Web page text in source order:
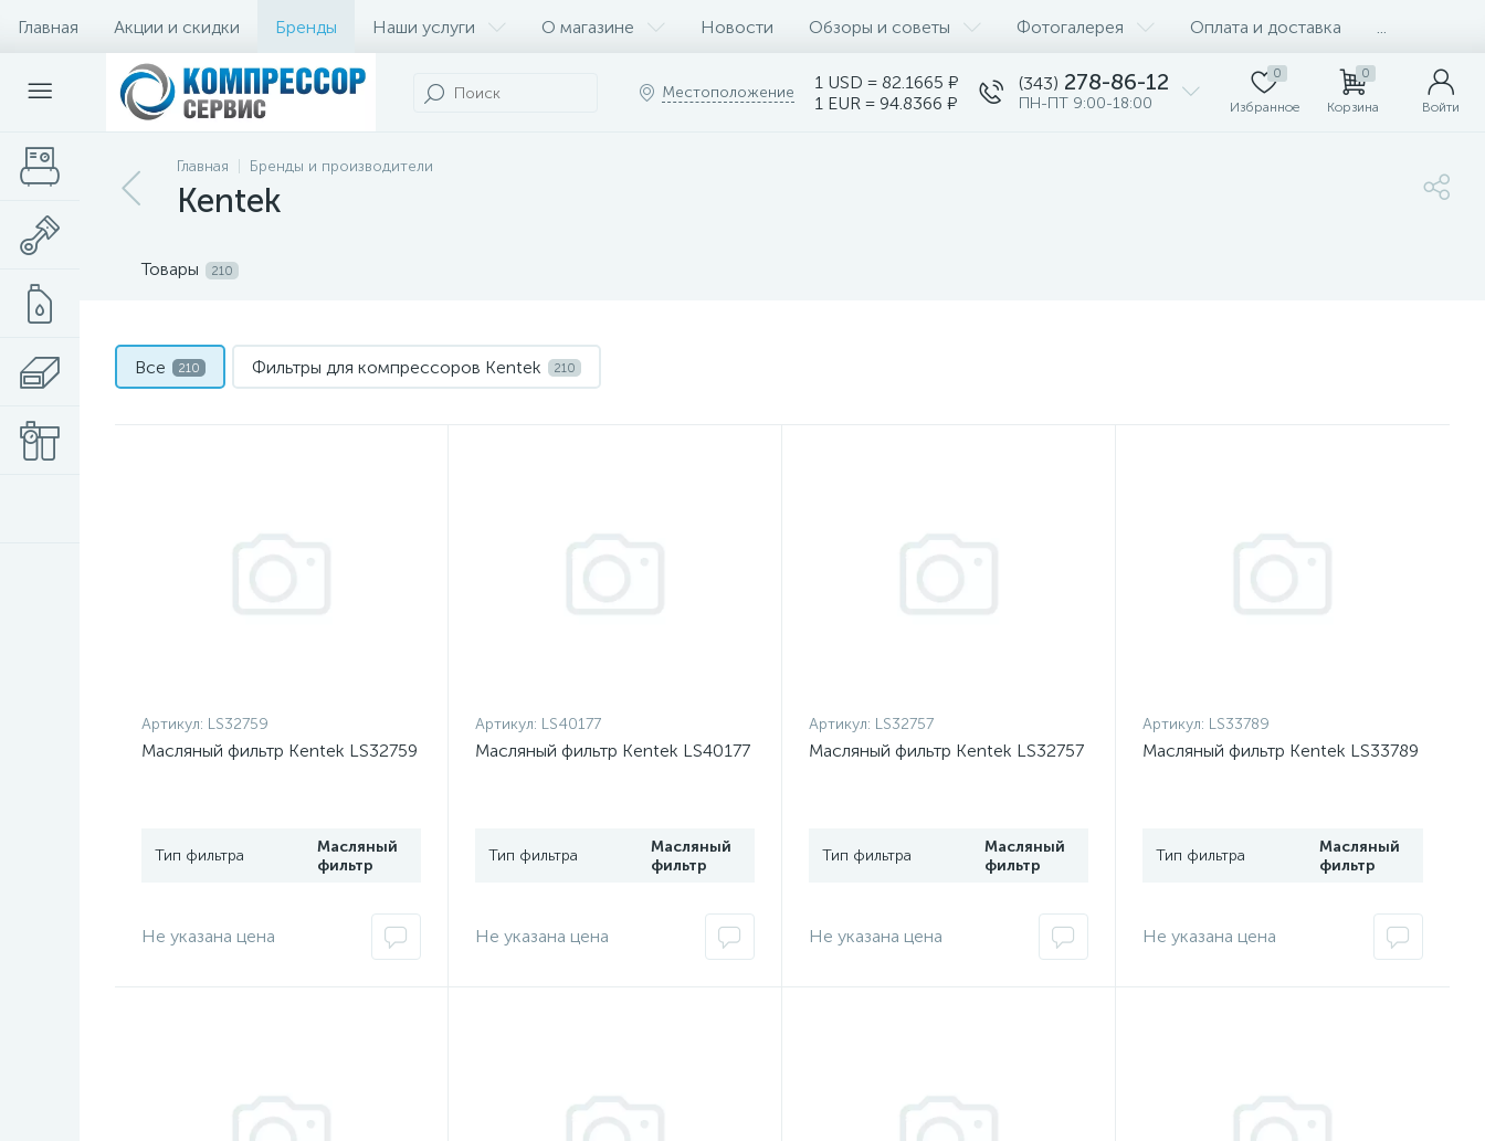
Главная Акции и скидки Бренды Наши услуги О магазине Новости Обзоры и советы Фотогалерея Оплата и доставка
Местоположение
1 USD = 82.1665 ₽
1 EUR = 94.8366 ₽
(343) 278-86-12
ПН-ПТ 9:00-18:00
0
Избранное
0
Корзина Войти
Главная Бренды и производители
Kentek
Товары 210
Все 210 Фильтры для компрессоров Kentek 210
Артикул: LS32759
Масляный фильтр Kentek LS32759
Тип фильтра
Масляный
фильтр
Не указана цена
Артикул: LS40177
Масляный фильтр Kentek LS40177
Тип фильтра
Масляный
фильтр
Не указана цена
Артикул: LS32757
Масляный фильтр Kentek LS32757
Тип фильтра
Масляный
фильтр
Не указана цена
Артикул: LS33789
Масляный фильтр Kentek LS33789
Тип фильтра
Масляный
фильтр
Не указана цена